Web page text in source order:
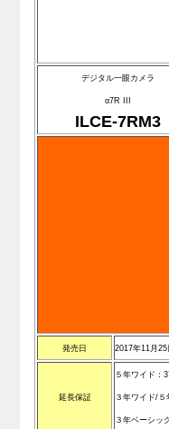
デジタル一眼カメラ
α7R III
ILCE-7RM3
発売日 2017年11月25
延長保証
５年ワイド：
３年ワイド/
３年ベーシッ